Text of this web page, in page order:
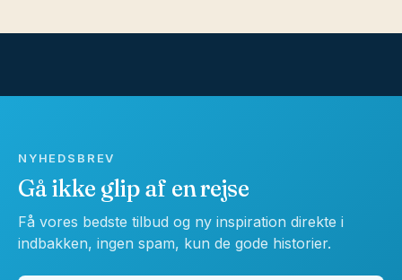
NYHEDSBREV
Gå ikke glip af en rejse
Få vores bedste tilbud og ny inspiration direkte i
indbakken, ingen spam, kun de gode historier.